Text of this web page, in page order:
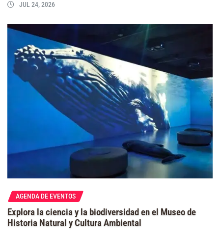
JUL 24, 2026
AGENDA DE EVENTOS
Explora la ciencia y la biodiversidad en el Museo de
Historia Natural y Cultura Ambiental